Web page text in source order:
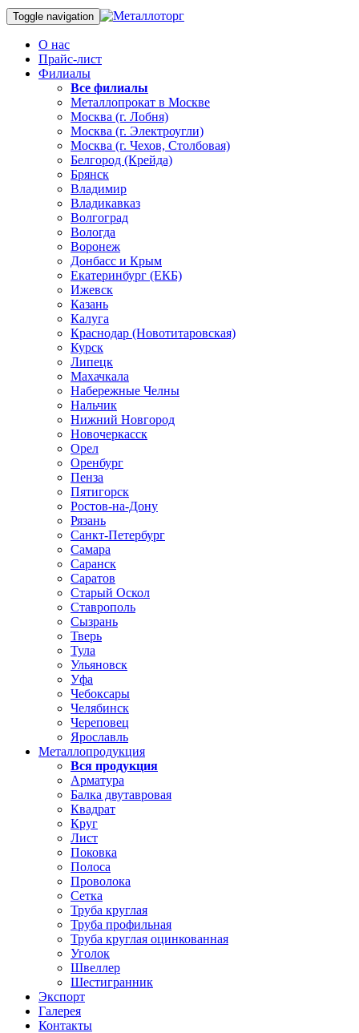
Toggle navigation
О нас
Прайс-лист
Филиалы
Все филиалы
Металлопрокат в Москве
Москва (г. Лобня)
Москва (г. Электроугли)
Москва (г. Чехов, Столбовая)
Белгород (Крейда)
Брянск
Владимир
Владикавказ
Волгоград
Вологда
Воронеж
Донбасс и Крым
Екатеринбург (ЕКБ)
Ижевск
Казань
Калуга
Краснодар (Новотитаровская)
Курск
Липецк
Махачкала
Набережные Челны
Нальчик
Нижний Новгород
Новочеркасск
Орел
Оренбург
Пенза
Пятигорск
Ростов-на-Дону
Рязань
Санкт-Петербург
Самара
Саранск
Саратов
Старый Оскол
Ставрополь
Сызрань
Тверь
Тула
Ульяновск
Уфа
Чебоксары
Челябинск
Череповец
Ярославль
Металлопродукция
Вся продукция
Арматура
Балка двутавровая
Квадрат
Круг
Лист
Поковка
Полоса
Проволока
Сетка
Труба круглая
Труба профильная
Труба круглая оцинкованная
Уголок
Швеллер
Шестигранник
Экспорт
Галерея
Контакты